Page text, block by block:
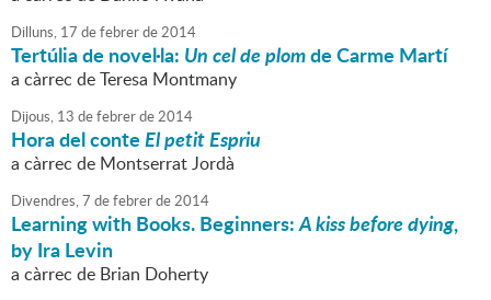
Dilluns, 17 defebrerde2014
Tertúlia de novel·la: Un cel de plomde Carme Martí
a càrrec de Teresa Montmany
Dijous, 13 defebrerde2014
Hora del conteEl petit Espriu
a càrrec de Montserrat Jordà
Divendres,7 defebrerde2014
Learning with Books. Beginners:A kiss before dying,
by Ira Levin
a càrrec de Brian Doherty